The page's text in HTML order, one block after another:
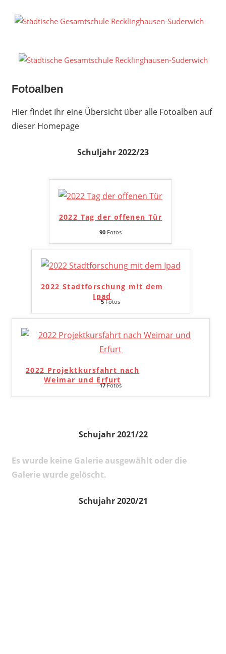
Inhalt
Fotoalben
Hier findet Ihr eine Übersicht über alle Fotoalben auf
dieser Homepage
Schuljahr 2022/23
2022 Tag der offenen Tür
90 Fotos
2022 Stadtforschung mit dem
Ipad
5Fotos
2022 Projektkursfahrt nach
Weimar und Erfurt
17Fotos
Schujahr 2021/22
Es wurde keine Galerie ausgewählt oder die
Galerie wurde gelöscht.
Schujahr 2020/21